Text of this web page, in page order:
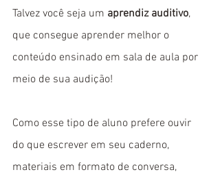
Talvez você seja um aprendiz auditivo,
que consegue aprender melhor o
conteúdo ensinado em sala de aula por
meio de sua audição!
Como esse tipo de aluno prefere ouvir
do que escrever em seu caderno,
materiais em formato de conversa,